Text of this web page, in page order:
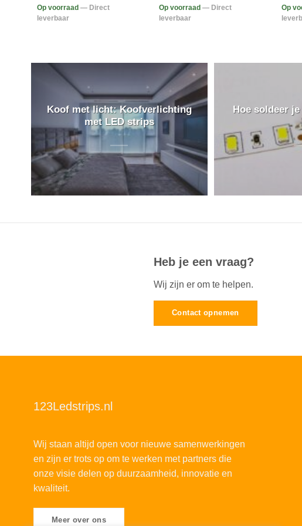
Op voorraad — Direct
leverbaar
Op voorraad — Direct
leverbaar
Op
Koof met licht: Koofverlichting
met LED strips
Hoe soldeer
Heb je een vraag?
Wij zijn er om te helpen.
Contact opnemen
123Ledstrips.nl
Wij staan altijd open voor nieuwe samenwerkingen
en zijn er trots op om te werken met partners die
onze visie delen op duurzaamheid, innovatie en
kwaliteit.
Meer over ons